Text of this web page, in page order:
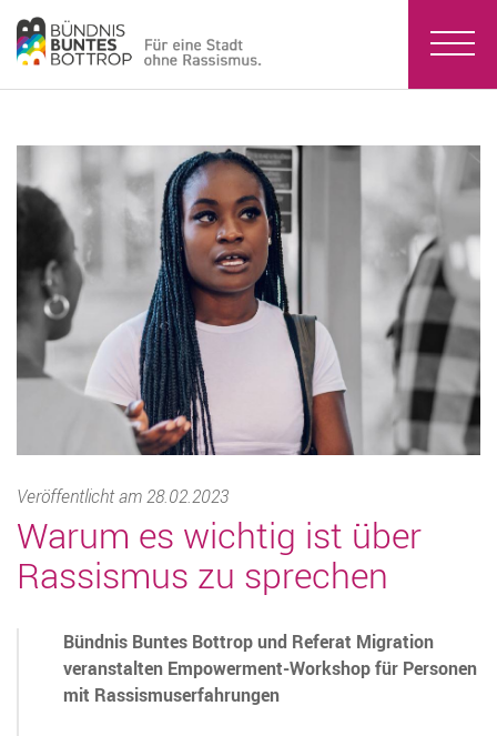
Veröffentlicht am 28.02.2023
Warum es wichtig ist über
Rassismus zu sprechen
Bündnis Buntes Bottrop und Referat Migration
veranstalten Empowerment-Workshop für Personen
mit Rassismuserfahrungen